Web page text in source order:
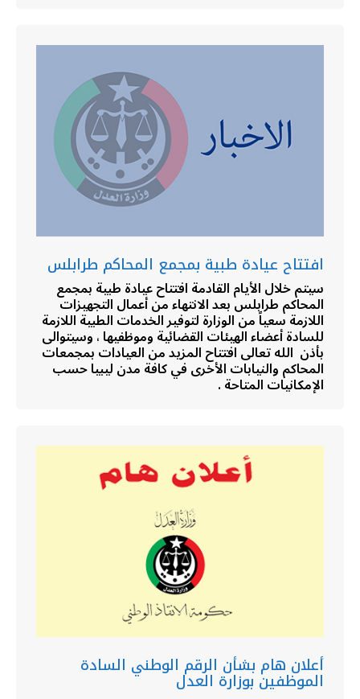
افتتاح عيادة طبية بمجمع المحاكم طرابلس
سيتم خلال الأيام القادمة افتتاح عيادة طبية بمجمع
المحاكم طرابلس بعد الانتهاء من أعمال التجهيزات
اللازمة سعياً من الوزارة لتوفير الخدمات الطبية اللازمة
للسادة أعضاء الهيئات القضائية وموظفيها ، وسيتوالى
بأذن الله تعالى افتتاح المزيد من العيادات بمجمعات
المحاكم والنيابات الأخرى في كافة مدن ليبيا حسب
الإمكانيات المتاحة .
أعلان هام بشأن الرقم الوطني السادة
الموظفين بوزارة العدل